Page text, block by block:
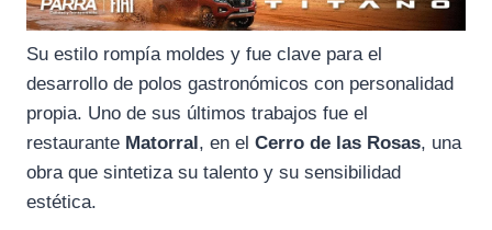
Su estilo rompía moldes y fue clave para el
desarrollo de polos gastronómicos con personalidad
propia. Uno de sus últimos trabajos fue el
restaurante Matorral, en el Cerro de las Rosas, una
obra que sintetiza su talento y su sensibilidad
estética.